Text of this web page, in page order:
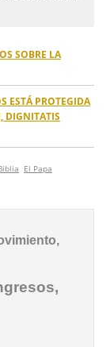
SOBRE LA
ESTÁ PROTEGIDA
DIGNITATIS
El Papa